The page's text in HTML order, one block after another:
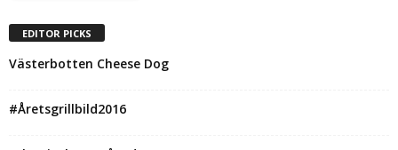
EDITOR PICKS
Västerbotten Cheese Dog
#Åretsgrillbild2016